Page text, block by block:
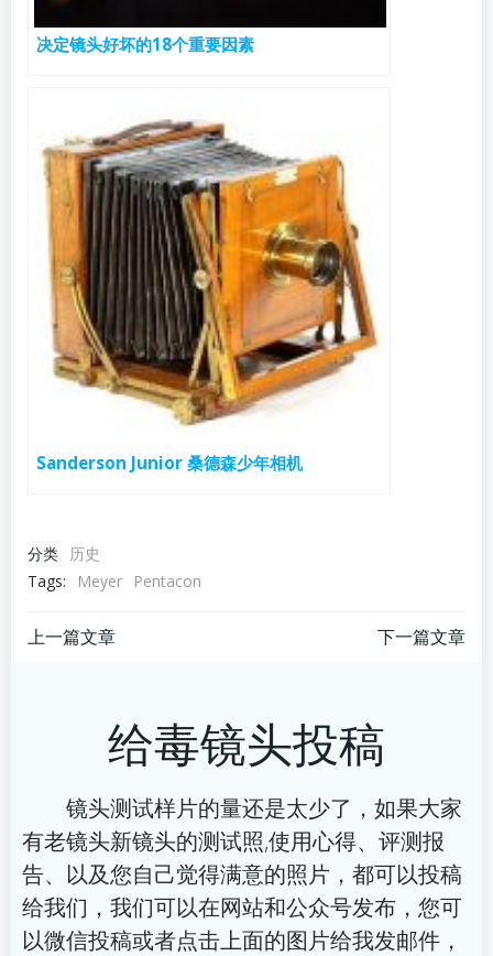
决定镜头好坏的18个重要因素
Sanderson Junior 桑德森少年相机
分类 历史
Tags:
Meyer Pentacon
文
航
上一篇文章
导
航
下一篇文章
给毒镜头投稿
镜头测试样片的量还是太少了，如果大家
有老镜头新镜头的测试照,使用心得、评测报
告、以及您自己觉得满意的照片，都可以投稿
给我们，我们可以在网站和公众号发布，您可
以微信投稿或者点击上面的图片给我发邮件，